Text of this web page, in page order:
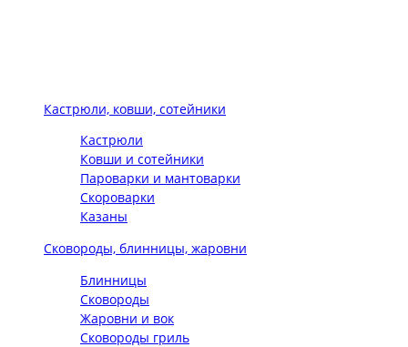
Кастрюли, ковши, сотейники
Кастрюли
Ковши и сотейники
Пароварки и мантоварки
Скороварки
Казаны
Сковороды, блинницы, жаровни
Блинницы
Сковороды
Жаровни и вок
Сковороды гриль